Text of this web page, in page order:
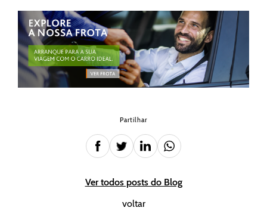
Partilhar
Ver todos posts do Blog
voltar